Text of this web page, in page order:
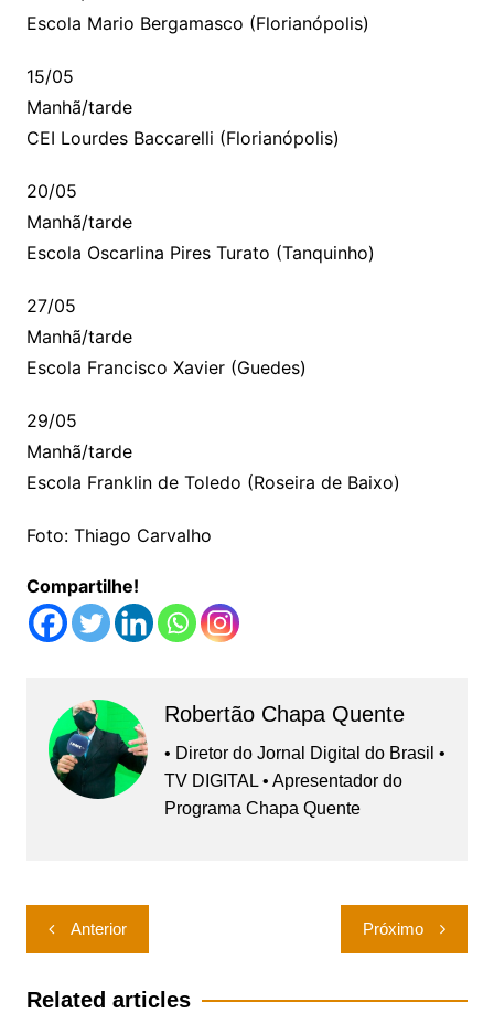
Escola Mario Bergamasco (Florianópolis)
15/05
Manhã/tarde
CEI Lourdes Baccarelli (Florianópolis)
20/05
Manhã/tarde
Escola Oscarlina Pires Turato (Tanquinho)
27/05
Manhã/tarde
Escola Francisco Xavier (Guedes)
29/05
Manhã/tarde
Escola Franklin de Toledo (Roseira de Baixo)
Foto: Thiago Carvalho
Compartilhe!
Robertão Chapa Quente
• Diretor do Jornal Digital do Brasil •
TV DIGITAL • Apresentador do
Programa Chapa Quente
Navegação
de
Post
Anterior Próximo
Related articles